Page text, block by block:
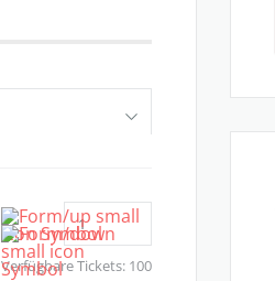
Verfügbare Tickets: 100